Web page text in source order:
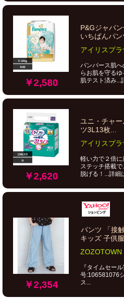
￥2,580
P&Gジャパ
いちばんパン
アイリスプラ
パンパース肌
らお肌を守る
肌テスト済み...
￥2,620
ユニ・チャ
ツ3L13枚...
アイリスプラ
軽い力で２倍に
ステッチ搭載
脱げる！...詳細
￥2,354
パンツ 「接
キッズ 子供
ZOZOTOWN
『タイムセー
号:106581076
ス...